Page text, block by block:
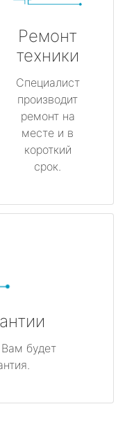
Ремонт
техники
Специалист
производит
ремонт на
месте и в
короткий
срок.
будет